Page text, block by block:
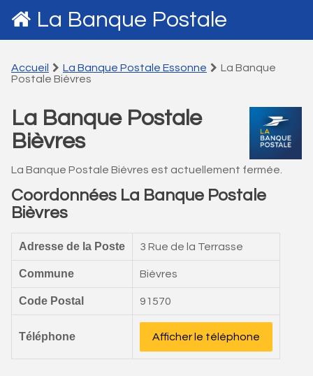
La Banque Postale
Accueil La Banque Postale Essonne
La Banque
Postale Bièvres
La Banque Postale
Bièvres
La Banque Postale Bièvres est actuellement fermée.
Coordonnées La Banque Postale
Bièvres
Adresse de la Poste 3 Rue de la Terrasse
Commune Bièvres
Code Postal 91570
Téléphone Afficher le téléphone